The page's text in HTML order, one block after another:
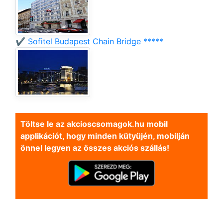
✔️ Sofitel Budapest Chain Bridge *****
Töltse le az akcioscsomagok.hu mobil
applikációt, hogy minden kütyüjén, mobilján
önnel legyen az összes akciós szállás!